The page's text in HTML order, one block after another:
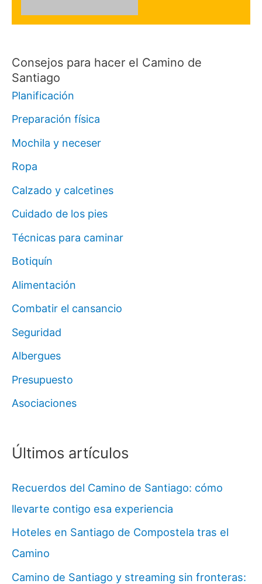
Consejos para hacer el Camino de
Santiago
Planificación
Preparación física
Mochila y neceser
Ropa
Calzado y calcetines
Cuidado de los pies
Técnicas para caminar
Botiquín
Alimentación
Combatir el cansancio
Seguridad
Albergues
Presupuesto
Asociaciones
Últimos artículos
Recuerdos del Camino de Santiago: cómo
llevarte contigo esa experiencia
Hoteles en Santiago de Compostela tras el
Camino
Camino de Santiago y streaming sin fronteras: